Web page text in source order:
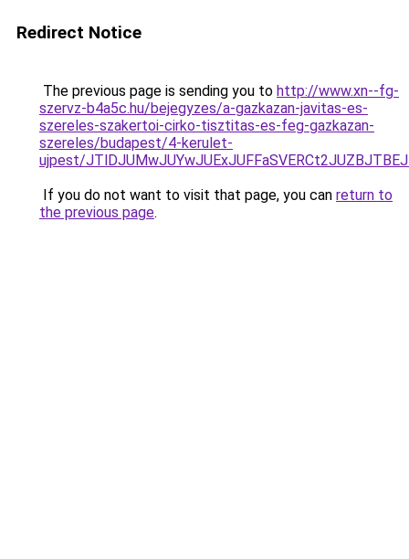
Redirect Notice
The previous page is sending you to http://www.xn--fg-
szervz-b4a5c.hu/bejegyzes/a-gazkazan-javitas-es-
szereles-szakertoi-cirko-tisztitas-es-feg-gazkazan-
szereles/budapest/4-kerulet-
ujpest/
If you do not want to visit that page, you can return to
the previous page.